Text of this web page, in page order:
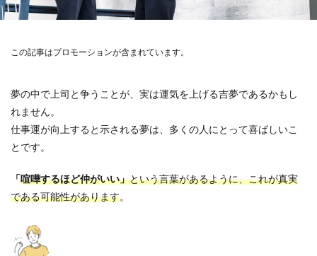
この記事はプロモーションが含まれています。
夢の中で上司と争うことが、実は運気を上げる吉夢であるかもし
れません。
仕事運が向上すると示される夢は、多くの人にとって喜ばしいこ
とです。
「喧嘩するほど仲がいい」という言葉があるように、これが真実
である可能性があります。